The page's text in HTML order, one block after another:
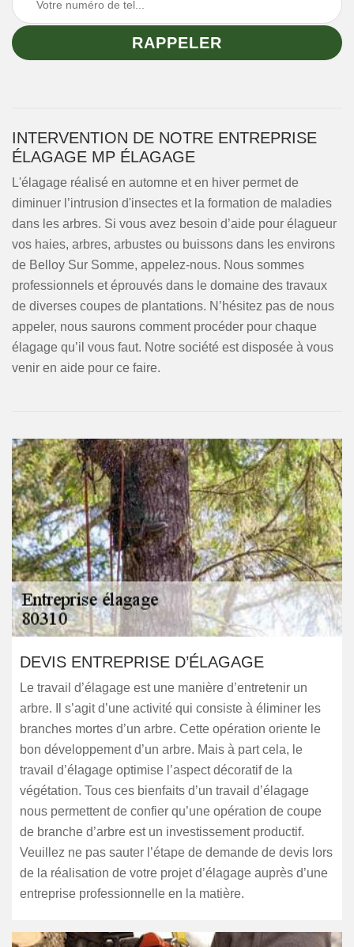
INTERVENTION DE NOTRE ENTREPRISE
ÉLAGAGE MP ÉLAGAGE
L'élagage réalisé en automne et en hiver permet de
diminuer l’intrusion d'insectes et la formation de maladies
dans les arbres. Si vous avez besoin d’aide pour élagueur
vos haies, arbres, arbustes ou buissons dans les environs
de Belloy Sur Somme, appelez-nous. Nous sommes
professionnels et éprouvés dans le domaine des travaux
de diverses coupes de plantations. N’hésitez pas de nous
appeler, nous saurons comment procéder pour chaque
élagage qu’il vous faut. Notre société est disposée à vous
venir en aide pour ce faire.
DEVIS ENTREPRISE D’ÉLAGAGE
Le travail d’élagage est une manière d’entretenir un
arbre. Il s’agit d’une activité qui consiste à éliminer les
branches mortes d’un arbre. Cette opération oriente le
bon développement d’un arbre. Mais à part cela, le
travail d’élagage optimise l’aspect décoratif de la
végétation. Tous ces bienfaits d’un travail d’élagage
nous permettent de confier qu’une opération de coupe
de branche d’arbre est un investissement productif.
Veuillez ne pas sauter l’étape de demande de devis lors
de la réalisation de votre projet d’élagage auprès d’une
entreprise professionnelle en la matière.